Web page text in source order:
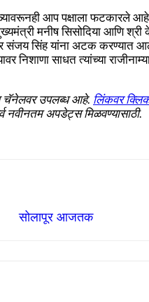
आप पक्षाला फटकारले
मनीष सिसोदिया आणि श्री
संजय सिंह यांना अटक करण्यात
निशाणा साधत त्यांच्या
चॅनेलवर उपलब्ध आहे. लिंकवर
नवीनतम अपडेट्स मिळवण्यासाठी.
सोलापूर आजतक